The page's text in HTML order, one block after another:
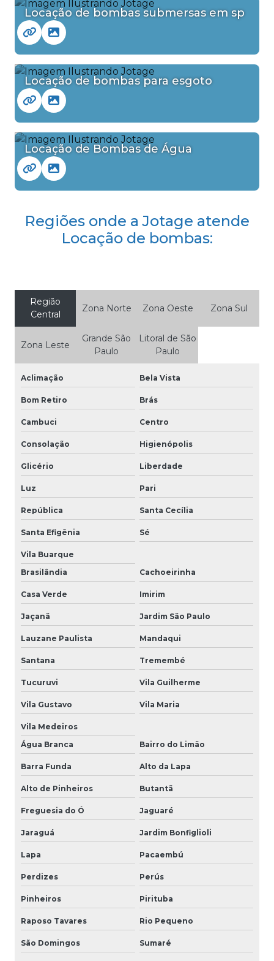
Locação de bombas submersas em sp
Locação de bombas para esgoto
Locação de Bombas de Água
Regiões onde a Jotage atende
Locação de bombas:
Região
Central
Zona Norte Zona Oeste Zona Sul
Zona Leste
Grande São
Paulo
Litoral de São
Paulo
Aclimação Bela Vista
Bom Retiro Brás
Cambuci Centro
Consolação Higienópolis
Glicério Liberdade
Luz Pari
República Santa Cecília
Santa Efigênia Sé
Vila Buarque
Brasilândia
Cachoeirinha
Casa Verde Imirim
Jaçanã Jardim São Paulo
Lauzane Paulista Mandaqui
Santana Tremembé
Tucuruvi Vila Guilherme
Vila Gustavo Vila Maria
Vila Medeiros
Água Branca
Bairro do Limão
Barra Funda Alto da Lapa
Alto de Pinheiros Butantã
Freguesia do Ó Jaguaré
Jaraguá Jardim Bonfiglioli
Lapa Pacaembú
Perdizes Perús
Pinheiros Pirituba
Raposo Tavares Rio Pequeno
São Domingos Sumaré